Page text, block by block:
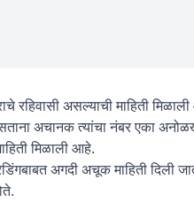
रहिवासी असल्याची माहिती
असताना अचानक त्यांचा नंबर
मिळाली आहे.
अगदी अचूक माहिती दिली